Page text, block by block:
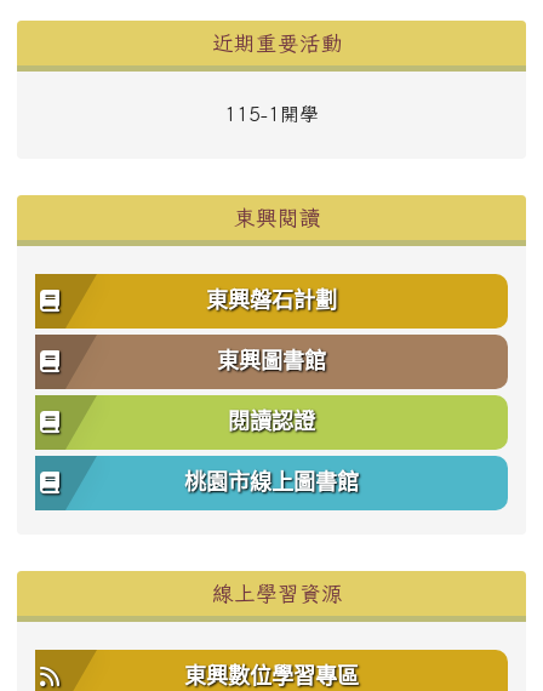
近期重要活動
115-1開學
東興閱讀
東興磐石計劃
東興圖書館
閱讀認證
桃園市線上圖書館
線上學習資源
東興數位學習專區